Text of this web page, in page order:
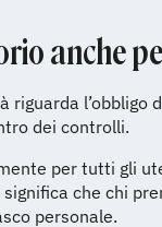
anche
riguarda l’obbligo
dei controlli.
per tutti gli
significa che chi
personale.